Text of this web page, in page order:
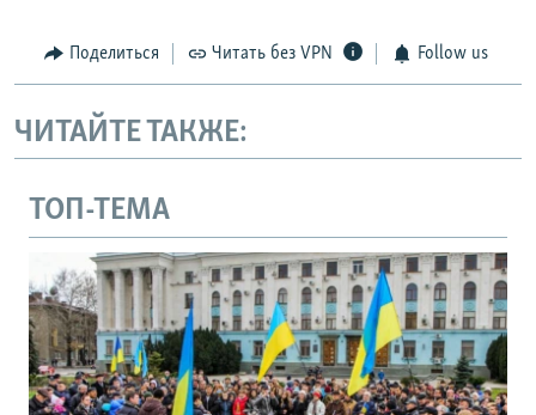
Поделиться Читать без VPN Follow us
ЧИТАЙТЕ ТАКЖЕ:
ТОП-ТЕМА